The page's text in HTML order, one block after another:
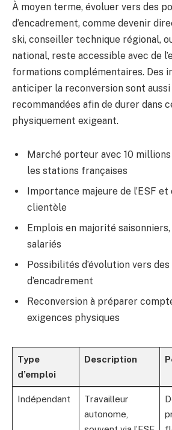
À moyen terme, évoluer vers des
d’encadrement, comme devenir
ski, conseiller technique régional,
national, reste accessible avec de
formations complémentaires. Des
anticiper la reconversion sont
recommandées afin de durer dans
physiquement exigeant.
Marché porteur avec 10
les stations françaises
Importance majeure de l’ESF et
clientèle
Emplois en majorité
salariés
Possibilités d’évolution vers
d’encadrement
Reconversion à préparer
exigences physiques
Type
d’emploi
Description
Indépendant
Travailleur
autonome,